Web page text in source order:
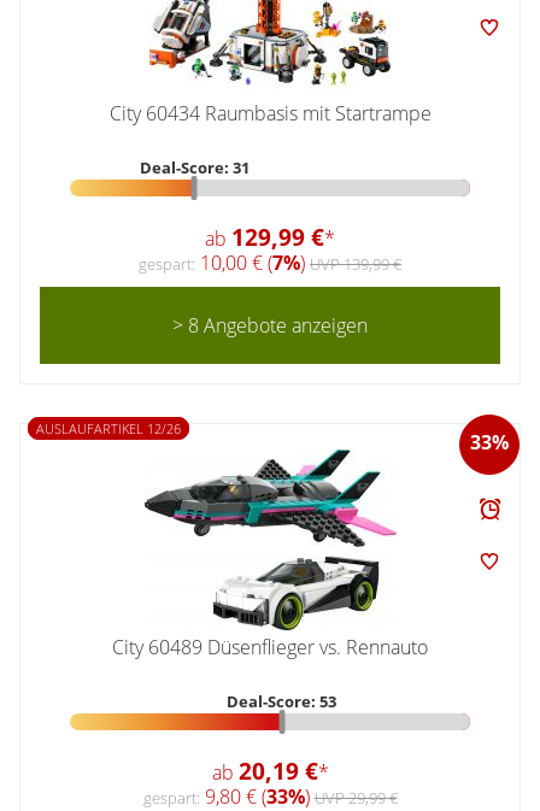
City 60434 Raumbasis mit Startrampe
Deal-Score: 31
ab 129,99 €*
gespart: 10,00 € (7%) UVP 139,99 €
> 8 Angebote anzeigen
33%
AUSLAUFARTIKEL 12/26
City 60489 Düsenflieger vs. Rennauto
Deal-Score: 53
ab 20,19 €*
gespart: 9,80 € (33%)UVP 29,99 €